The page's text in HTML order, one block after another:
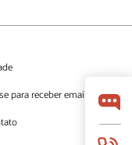
para receber emails